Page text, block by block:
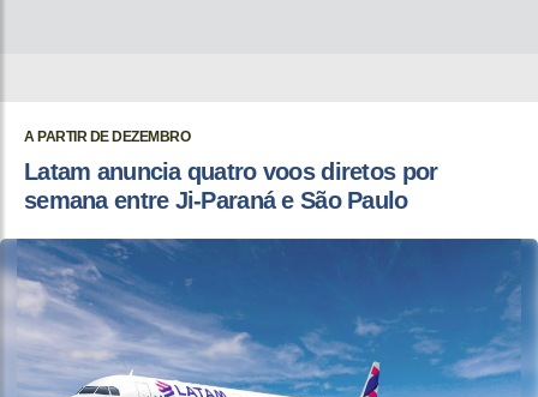
A PARTIR DE DEZEMBRO
Latam anuncia quatro voos diretos por
semana entre Ji-Paraná e São Paulo